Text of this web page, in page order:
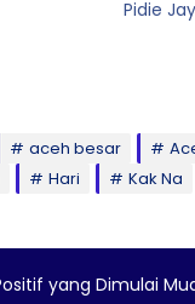
Ketua
dan
Pidie
aceh besar
Hari Kak Na
yang Dimulai